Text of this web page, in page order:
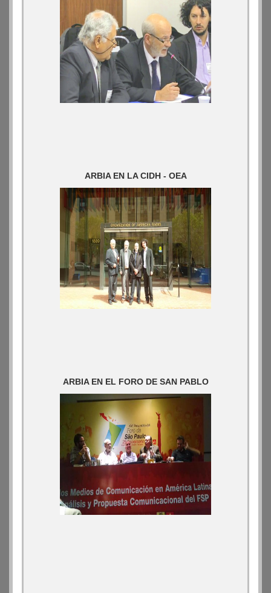
ARBIA EN LA CIDH - OEA
ARBIA EN EL FORO DE SAN PABLO